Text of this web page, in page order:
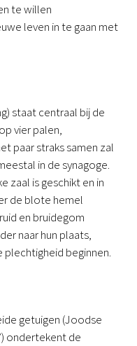
te willen
leven in te gaan met
staat centraal bij de
vier palen,
paar straks samen zal
in de synagoge.
zaal is geschikt en in
de blote hemel
en bruidegom
naar hun plaats,
plechtigheid beginnen.
getuigen (Joodse
ondertekent de